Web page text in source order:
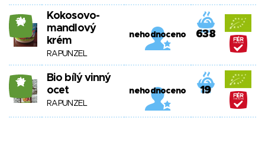
24
Kokosovo-
mandlový
krém
RAPUNZEL
nehodnoceno 638
21
Bio bílý vinný
ocet
RAPUNZEL
nehodnoceno 19